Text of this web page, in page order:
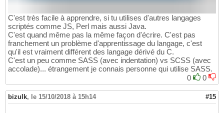
C'est très facile à apprendre, si tu utilises d'autres langages
scriptés comme JS, Perl mais aussi Java.
C'est quand même pas la même façon d'écrire. C'est pas
franchement un problème d'apprentissage du langage, c'est
qu'il est vraiment différent des langage dérivé du C.
C'est un peu comme SASS (avec indentation) vs SCSS (avec
accolade)... étrangement je connais personne qui utilise SASS.
0
0
bizulk, le 15/10/2018 à 15h14 #15